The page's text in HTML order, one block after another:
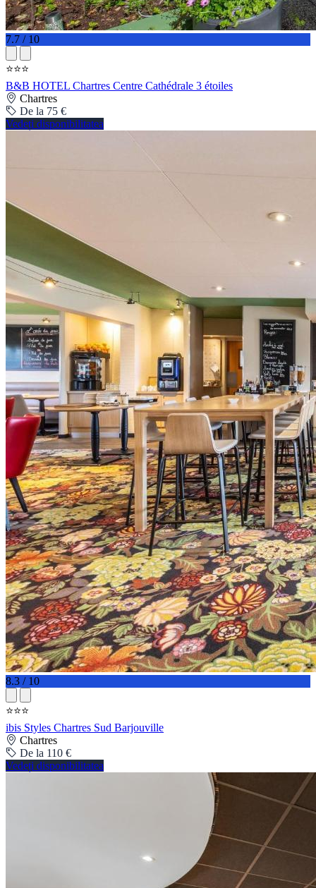
7.7 / 10
⭐⭐⭐
B&B HOTEL Chartres Centre Cathédrale 3 étoiles
Chartres
De la 75 €
Vedeți disponibilitatea
8.3 / 10
⭐⭐⭐
ibis Styles Chartres Sud Barjouville
Chartres
De la 110 €
Vedeți disponibilitatea